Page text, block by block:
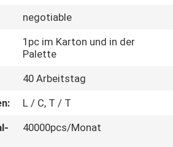
negotiable
1pc im Karton und in der
Palette
40 Arbeitstag
L / C, T / T
40000pcs/Monat